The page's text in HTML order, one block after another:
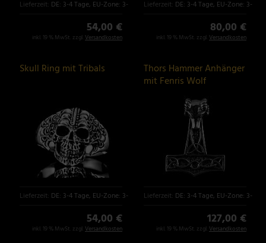
Lieferzeit: DE: 3-4 Tage, EU-Zone: 3-6 Tage
54,00 €
inkl. 19 % MwSt. zzgl. Versandkosten
Lieferzeit: DE: 3-4 Tage, EU-Zone: 3-6
80,00 €
inkl. 19 % MwSt. zzgl. Versandkosten
Skull Ring mit Tribals
Lieferzeit: DE: 3-4 Tage, EU-Zone: 3-6 Tage
54,00 €
inkl. 19 % MwSt. zzgl. Versandkosten
Thors Hammer Anhänger
mit Fenris Wolf
Lieferzeit: DE: 3-4 Tage, EU-Zone: 3-6
127,00 €
inkl. 19 % MwSt. zzgl. Versandkosten